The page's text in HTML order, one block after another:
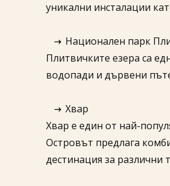
уникални инсталации
Национален парк
Плитвичките езера са
водопади и дървени
Хвар
Хвар е един от най-
Островът предлага
дестинация за различни